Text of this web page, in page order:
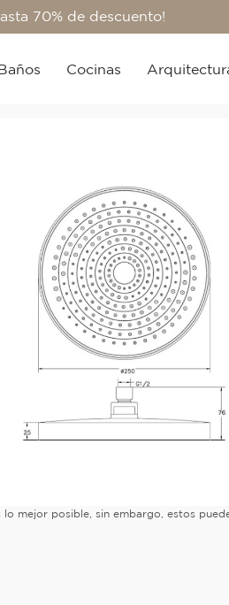
70% de descuento!
Cocinas
mejor posible, sin embargo, estos